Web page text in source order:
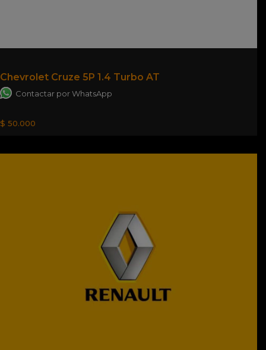
Chevrolet Cruze 5P 1.4 Turbo AT
Contactar por WhatsApp
$ 50.000